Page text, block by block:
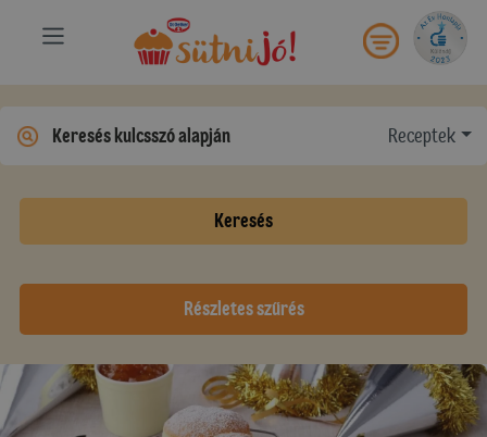
Receptek
Keresés
Részletes szűrés